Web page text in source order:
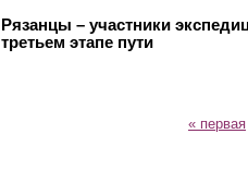
Рязанцы – участники
третьем этапе пути
« первая